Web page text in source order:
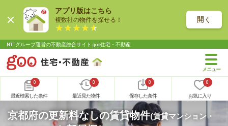
アプリ版はこちら
複数社の物件を探せる！ 開く
NTTグループ運営の不動産総合サイト goo住宅・不動産
0
最近検索した条件
0
最近見た物件
0
保存した条件
0
お気に入り
京都府の更新料なしの賃貸物件(賃貸マンション・